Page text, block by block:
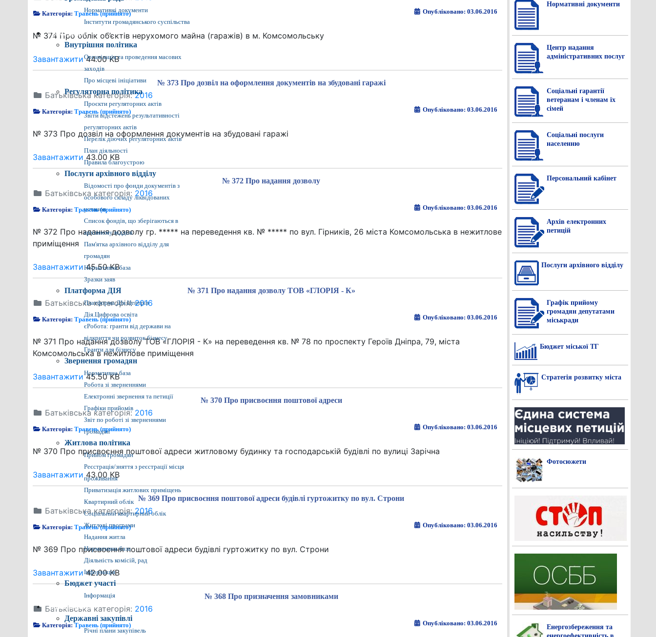
Нормативні документи
Інститути громадянського суспільства
Громадянам
Внутрішня політика
Організація та проведення масових
заходів
Про місцеві ініціативи
Регуляторна політика
Проєкти регуляторних актів
Звіти відстежень результативності
регуляторних актів
Перелік діючих регуляторних актів
План діяльності
Правила благоустрою
Послуги архівного відділу
Відомості про фонди документів з
особового складу ліквідованих
установ
Список фондів, що зберігаються в
архівному відділі
Пам'ятка архівного відділу для
громадян
Нормативна база
Зразки заяв
Платформа ДІЯ
Платформа ДІя.Центрів
Дія.Цифрова освіта
єРобота: гранти від держави на
відкриття чи розвиток бізнесу
Гранти для бізнесу
Звернення громадян
Нормативна база
Робота зі зверненнями
Електронні звернення та петиції
Графіки прийомів
Звіт по роботі зі зверненнями
громадян
Житлова політика
Прийом громадян
Реєстрація/зняття з реєстрації місця
проживання
Приватизація житлових приміщень
Квартирний облік
Соціальний квартирний облік
Житлові програми
Надання житла
Нормативна база
Діяльність комісій, рад
Інформація
Бюджет участі
Інформація
Прозора влада
Державні закупівлі
Річні плани закупівель
Категорія:Травень (прийнято) Опубліковано: 03.06.2016
№ 374 Про облік об’єктів нерухомого майна (гаражів) в м. Комсомольську
Завантажити44.00 KB
№ 373 Про дозвіл на оформлення документів на збудовані гаражі
Батьківська категорія:2016
Категорія:Травень (прийнято) Опубліковано: 03.06.2016
№ 373 Про дозвіл на оформлення документів на збудовані гаражі
Завантажити 43.00 KB
№ 372 Про надання дозволу
Батьківська категорія: 2016
Категорія:Травень (прийнято) Опубліковано: 03.06.2016
№ 372 Про надання дозволу гр. ***** на переведення кв. № ***** по вул. Гірників, 26 міста Комсомольська в нежитлове
приміщення
Завантажити45.50 KB
№ 371 Про надання дозволу ТОВ «ГЛОРІЯ - К»
Батьківська категорія:2016
Категорія:Травень (прийнято) Опубліковано: 03.06.2016
№ 371 Про надання дозволу ТОВ «ГЛОРІЯ - К» на переведення кв. № 78 по проспекту Героїв Дніпра, 79, міста
Комсомольська в нежитлове приміщення
Завантажити45.50 KB
№ 370 Про присвоєння поштової адреси
Батьківська категорія: 2016
Категорія:Травень (прийнято) Опубліковано: 03.06.2016
№ 370 Про присвоєння поштової адреси житловому будинку та господарській будівлі по вулиці Зарічна
Завантажити 43.00 KB
№ 369 Про присвоєння поштової адреси будівлі гуртожитку по вул. Строни
Батьківська категорія:2016
Категорія:Травень (прийнято) Опубліковано: 03.06.2016
№ 369 Про присвоєння поштової адреси будівлі гуртожитку по вул. Строни
Завантажити42.00 KB
№ 368 Про призначення замовниками
Батьківська категорія: 2016
Категорія:Травень (прийнято) Опубліковано: 03.06.2016
Нормативнi документи
Центр надання
адміністративних послуг
Соціальні гарантії
ветеранам і членам їх
сімей
Соціальні послуги
населенню
Персональний кабінет
Архів електронних
петицій
Послуги архівного відділу
Графік прийому
громадян депутатами
міськради
Бюджет міської ТГ
Стратегія розвитку міста
Фотосюжети
Енергозбереження та
енергоефективність в